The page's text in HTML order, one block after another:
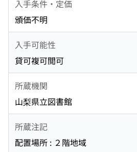
入手条件・定価
頒価不明
入手可能性
貸可複可閲可
所蔵機関
山梨県立図書館
所蔵注記
配置場所 : ２階地域